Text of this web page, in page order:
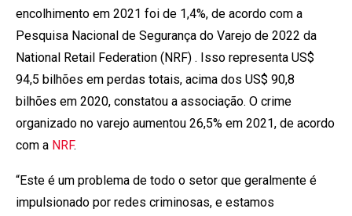
encolhimento em 2021 foi de 1,4%, de acordo com a
Pesquisa Nacional de Segurança do Varejo de 2022 da
National Retail Federation (NRF) . Isso representa US$
94,5 bilhões em perdas totais, acima dos US$ 90,8
bilhões em 2020, constatou a associação. O crime
organizado no varejo aumentou 26,5% em 2021, de acordo
com a NRF.
“Este é um problema de todo o setor que geralmente é
impulsionado por redes criminosas, e estamos